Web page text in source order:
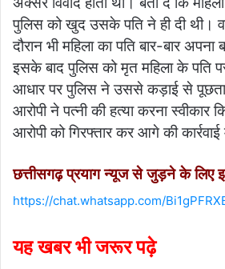
पुलिस को खुद उसके पति ने ही दी थी।
दौरान भी महिला का पति बार-बार
इसके बाद पुलिस को मृत महिला के
आधार पर पुलिस ने उससे कड़ाई से
आरोपी ने पत्नी की हत्या करना स्वीकार
आरोपी को गिरफ्तार कर आगे की
छत्तीसगढ़ प्रयाग न्यूज से जुड़ने के लिए
https://chat.whatsapp.com/
यह खबर भी जरूर पढ़े